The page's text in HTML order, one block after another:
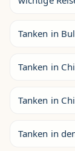
Tanken in
Tanken in
Tanken in
Tanken in